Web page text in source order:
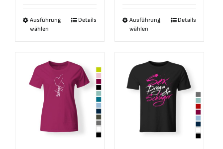
Ausführung
wählen
Dieses
mehrere
Varianten
auf.
Optionen
können
Details
Ausführung
wählen
Dieses
mehrere
Varianten
auf.
Die
können
Details